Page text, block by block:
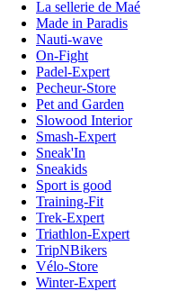
La sellerie de Maé
Made in Paradis
Nauti-wave
On-Fight
Padel-Expert
Pecheur-Store
Pet and Garden
Slowood Interior
Smash-Expert
Sneak'In
Sneakids
Sport is good
Training-Fit
Trek-Expert
Triathlon-Expert
TripNBikers
Vélo-Store
Winter-Expert